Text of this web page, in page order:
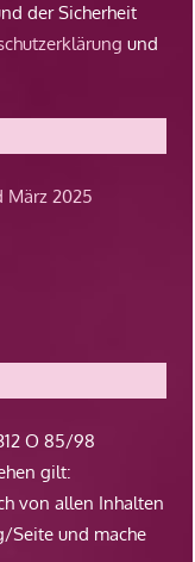
der Sicherheit
und
März 2025
O 85/98
gilt:
von allen Inhalten
Seite und mache